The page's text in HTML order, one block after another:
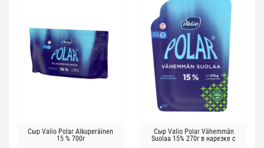
Сыр Valio Polar Alkuperäinen
15 % 700г
Сыр Valio Polar Vähemmän
Suolaa 15% 270г в нарезке с